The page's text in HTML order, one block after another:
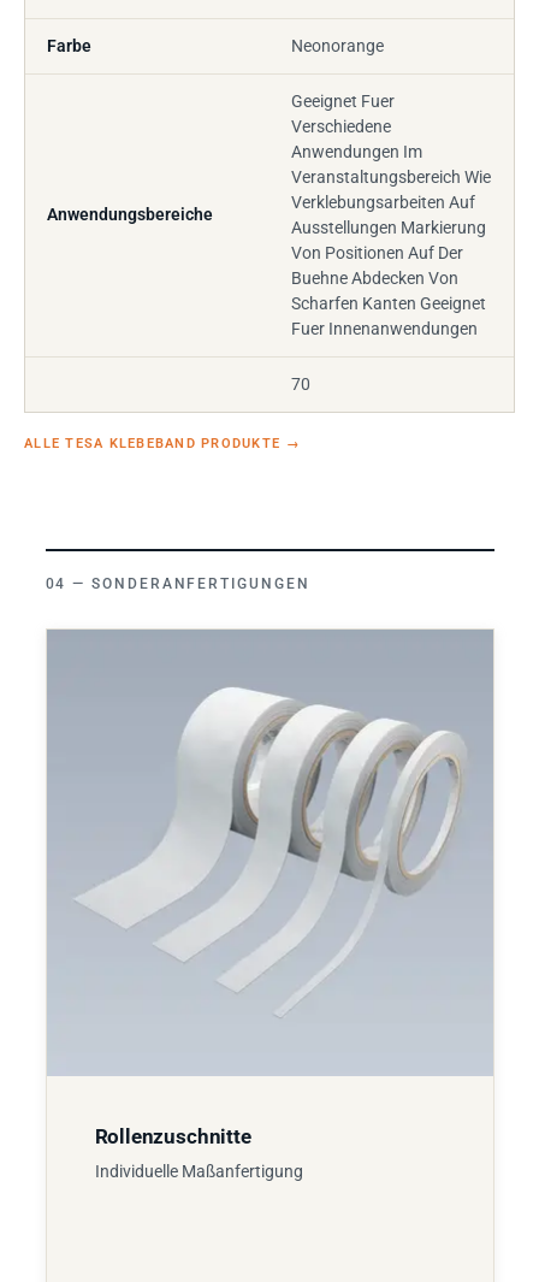
Farbe Neonorange
Anwendungsbereiche
Geeignet Fuer
Verschiedene
Anwendungen Im
Veranstaltungsbereich Wie
Verklebungsarbeiten Auf
Ausstellungen Markierung
Von Positionen Auf Der
Buehne Abdecken Von
Scharfen Kanten Geeignet
Fuer Innenanwendungen
70
ALLE TESA KLEBEBAND PRODUKTE →
SONDERANFERTIGUNGEN
Rollenzuschnitte
Individuelle Maßanfertigung